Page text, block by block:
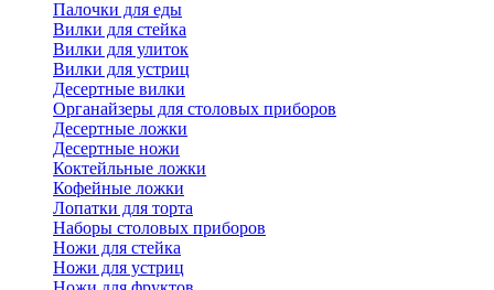
Палочки для еды
Вилки для стейка
Вилки для улиток
Вилки для устриц
Десертные вилки
Органайзеры для столовых приборов
Десертные ложки
Десертные ножи
Коктейльные ложки
Кофейные ложки
Лопатки для торта
Наборы столовых приборов
Ножи для стейка
Ножи для устриц